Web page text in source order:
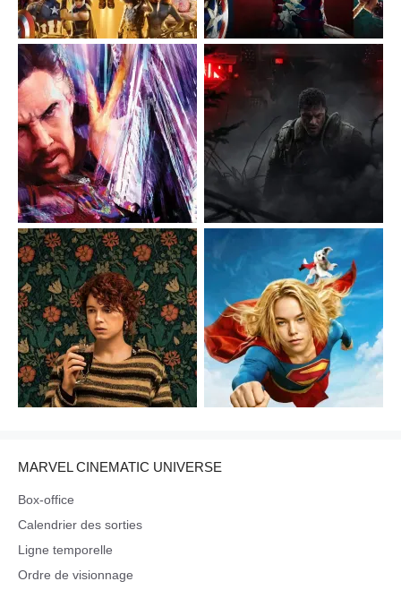
MARVEL CINEMATIC UNIVERSE
Box-office
Calendrier des sorties
Ligne temporelle
Ordre de visionnage